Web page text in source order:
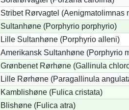
Stribet Rørvagtel (Aenigmatolimnas
Sultanhøne (Porphyrio porphyrio)
Lille Sultanhøne (Porphyrio alleni)
Amerikansk Sultanhøne (Porphyrio
Grønbenet Rørhøne (Gallinula
Lille Rørhøne (Paragallinula
Kamblishøne (Fulica cristata)
Blishøne (Fulica atra)